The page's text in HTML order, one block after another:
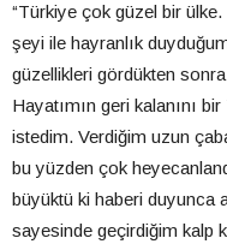
“Türkiye çok güzel bir
şeyi ile hayranlık
güzellikleri gördükten
Hayatımın geri kalanını
istedim. Verdiğim uzun
bu yüzden çok
büyüktü ki haberi duyunca
sayesinde geçirdiğim kalp